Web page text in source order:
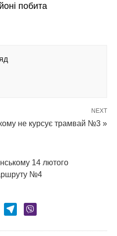
побита
NEXT
не курсує трамвай №3 »
14 лютого
№4